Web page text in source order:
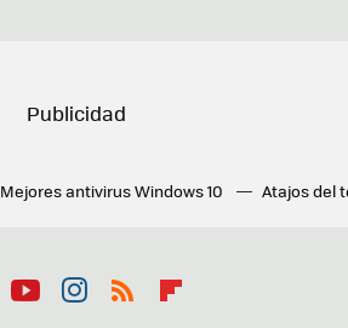
Mejores antivirus Windows 10 Atajos del